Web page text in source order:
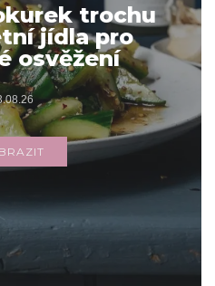
trochu
jídla pro
osvěžení